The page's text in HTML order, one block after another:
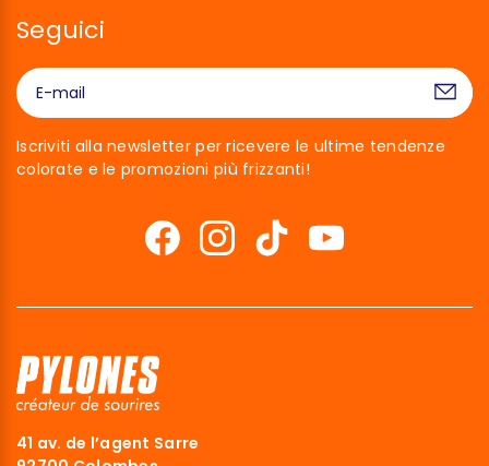
Seguici
Iscriviti alla newsletter per ricevere le ultime tendenze
colorate e le promozioni più frizzanti!
41 av. de l’agent Sarre
noi…
di essere sicuri che questo sito ti interessi